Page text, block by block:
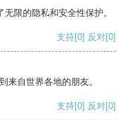
限的隐私和安全性保护。
支持[0] 反对[0]
来自世界各地的朋友。
支持[0] 反对[0]